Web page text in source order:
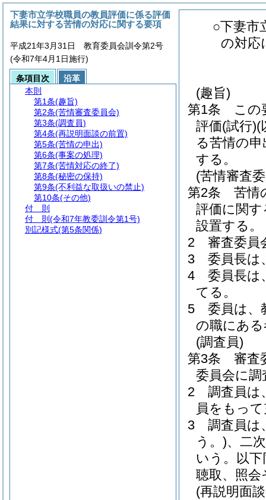
○下妻市
の対応
(趣旨)
第1条
この
評価(試行)(
る苦情の
する。
(苦情審査
第2条
苦情
評価に関す
設置する。
2
審査委員
3
委員長は
4
委員長は
てる。
5
委員は、
の職にあ
(調査員)
第3条
審査
委員会に
2
調査員は
員をもっ
3
調査員は
う。)、二
いう。以下
聴取、照
(再説明面
下妻市立学校職員の教員評価に係る評価
結果に対する苦情の対応に関する要項
平成21年3月31日 教育委員会訓令第2号
(令和7年4月1日施行)
条項目次
沿革
本則
第1条(趣旨)
第2条(苦情審査委員会)
第3条(調査員)
第4条(再説明面談の前置)
第5条(苦情の申出)
第6条(事案の処理)
第7条(苦情対応の終了)
第8条(秘密の保持)
第9条(不利益な取扱いの禁止)
第10条(その他)
付 則
付 則 (令和7年教委訓令第1号)
別記様式(第5条関係)